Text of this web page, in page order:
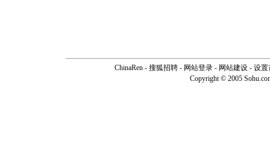
ChinaRen - 搜狐招聘 - 网站登录 - 网站建设 - 设置
Copyright © 2005